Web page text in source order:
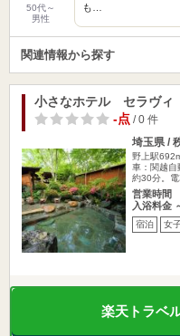
50代～
男性
も…
関連情報から探す
小さなホテル セラヴィ
-点/ 0 件
埼玉県 /
野上駅
車：関越自
約30分。電
営業時間
入浴料金
宿泊 女
楽天トラベ